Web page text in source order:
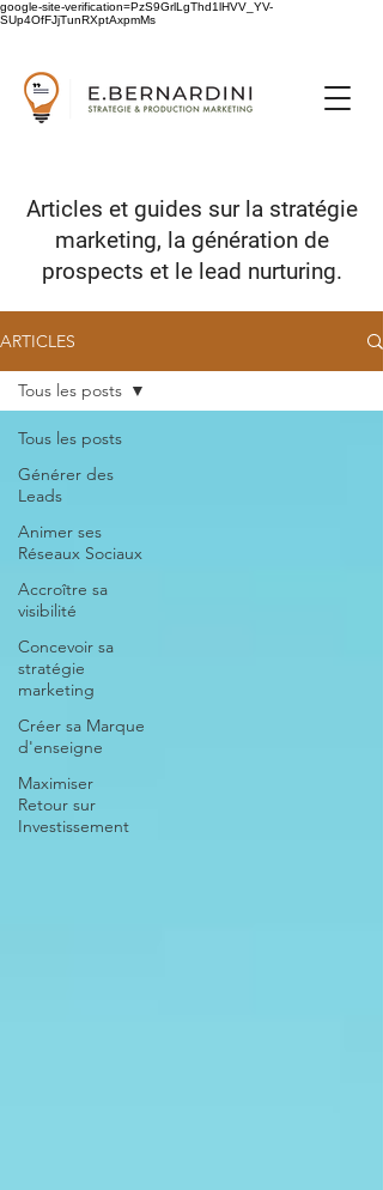
google-site-verification=PzS9GrlLgThd1lHVV_YV-
SUp4OfFJjTunRXptAxpmMs
Articles et guides surla stratégie
marketing, la génération de
prospects et le lead nurturing.
ARTICLES
Tous les posts
Générer des
Leads
Animer ses
Réseaux Sociaux
Accroître sa
visibilité
Concevoir sa
stratégie
marketing
Créer sa Marque
d'enseigne
Maximiser
Retour sur
Investissement
Tous les posts